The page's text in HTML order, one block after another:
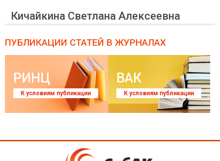
Кичайкина Светлана Алексеевна
ПУБЛИКАЦИИ СТАТЕЙ В ЖУРНАЛАХ
РИНЦ
К условиям публикации
ВАК
К условиям публикации